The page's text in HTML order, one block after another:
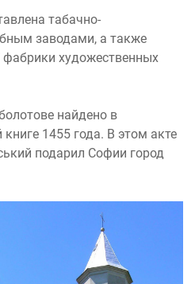
табачно-
заводами, а также
художественных
найдено в
1455 года. В этом акте
подарил Софии город